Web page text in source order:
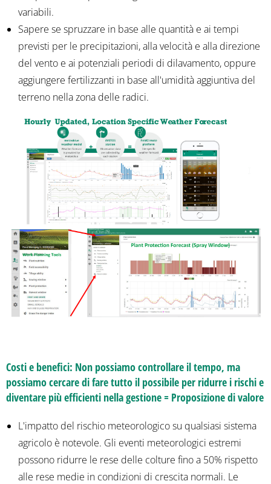
variabili.
Sapere se spruzzare in base alle quantità e ai tempi
previsti per le precipitazioni, alla velocità e alla direzione
del vento e ai potenziali periodi di dilavamento, oppure
aggiungere fertilizzanti in base all'umidità aggiuntiva del
terreno nella zona delle radici.
Costi e benefici: Non possiamo controllare il tempo, ma
possiamo cercare di fare tutto il possibile per ridurre i rischi e
diventare più efficienti nella gestione = Proposizione di valore
L'impatto del rischio meteorologico su qualsiasi sistema
agricolo è notevole. Gli eventi meteorologici estremi
possono ridurre le rese delle colture fino a 50% rispetto
alle rese medie in condizioni di crescita normali. Le